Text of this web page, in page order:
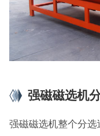
强磁磁选机
强磁磁选机整个分